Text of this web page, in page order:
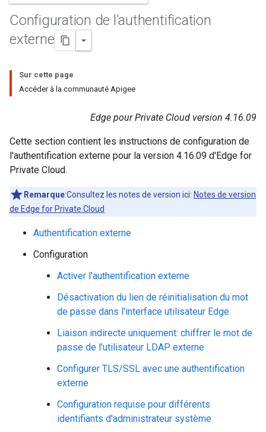
Configuration de l'authentification
externe
Sur cette page
Accéder à la communauté Apigee
Edge pour Private Cloud version 4.16.09
Cette section contient les instructions de configuration de
l'authentification externe pour la version 4.16.09 d'Edge for
Private Cloud.
Remarque:Consultez les notes de version ici: Notes de version
de Edge for Private Cloud
Authentification externe
Configuration
Activer l'authentification externe
Désactivation du lien de réinitialisation du mot
de passe dans l'interface utilisateur Edge
Liaison indirecte uniquement: chiffrer le mot de
passe de l'utilisateur LDAP externe
Configurer TLS/SSL avec une authentification
externe
Configuration requise pour différents
identifiants d'administrateur système